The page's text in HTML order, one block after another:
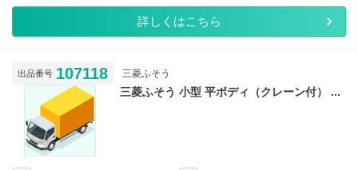
詳しくはこちら
出品番号 107118 三菱ふそう
三菱ふそう 小型 平ボディ（クレーン付） ...